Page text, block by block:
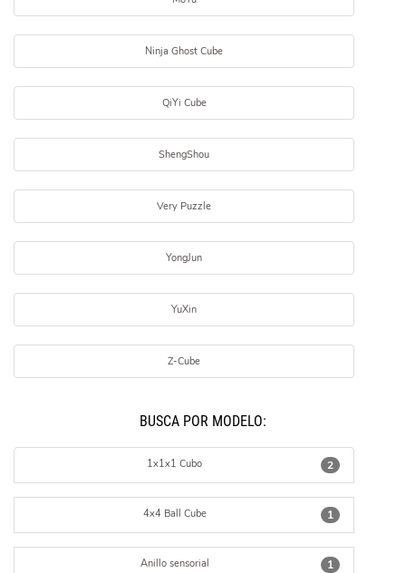
Ninja Ghost Cube
QiYi Cube
ShengShou
Very Puzzle
YongJun
YuXin
Z-Cube
BUSCÁ POR MODELO:
2
1x1x1 Cubo
1
4x4 Ball Cube
1
Anillo sensorial